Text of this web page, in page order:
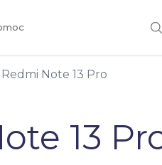
Redmi Note 13 Pro
13